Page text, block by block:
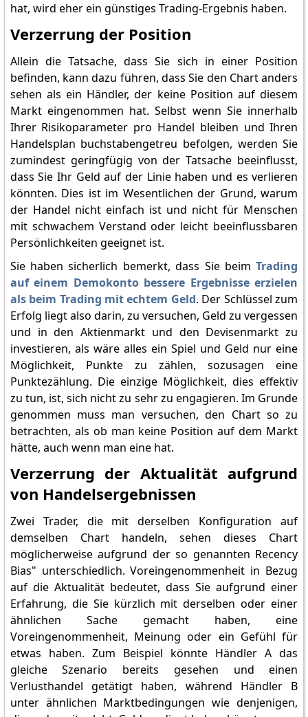
hat, wird eher ein günstiges Trading-Ergebnis haben.
Verzerrung der Position
Allein die Tatsache, dass Sie sich in einer Position
befinden, kann dazu führen, dass Sie den Chart anders
sehen als ein Händler, der keine Position auf diesem
Markt eingenommen hat. Selbst wenn Sie innerhalb
Ihrer Risikoparameter pro Handel bleiben und Ihren
Handelsplan buchstabengetreu befolgen, werden Sie
zumindest geringfügig von der Tatsache beeinflusst,
dass Sie Ihr Geld auf der Linie haben und es verlieren
könnten. Dies ist im Wesentlichen der Grund, warum
der Handel nicht einfach ist und nicht für Menschen
mit schwachem Verstand oder leicht beeinflussbaren
Persönlichkeiten geeignet ist.
Sie haben sicherlich bemerkt, dass Sie beimTrading
auf einem Demokonto bessere Ergebnisse erzielen
als beim Trading mit echtem Geld. Der Schlüssel zum
Erfolg liegt also darin, zu versuchen, Geld zu vergessen
und in den Aktienmarkt und den Devisenmarkt zu
investieren, als wäre alles ein Spiel und Geld nur eine
Möglichkeit, Punkte zu zählen, sozusagen eine
Punktezählung. Die einzige Möglichkeit, dies effektiv
zu tun, ist, sich nicht zu sehr zu engagieren. Im Grunde
genommen muss man versuchen, den Chart so zu
betrachten, als ob man keine Position auf dem Markt
hätte, auch wenn man eine hat.
Verzerrung der Aktualität aufgrund
von Handelsergebnissen
Zwei Trader, die mit derselben Konfiguration auf
demselben Chart handeln, sehen dieses Chart
möglicherweise aufgrund der so genannten Recency
Bias" unterschiedlich. Voreingenommenheit in Bezug
auf die Aktualität bedeutet, dass Sie aufgrund einer
Erfahrung, die Sie kürzlich mit derselben oder einer
ähnlichen Sache gemacht haben, eine
Voreingenommenheit, Meinung oder ein Gefühl für
etwas haben. Zum Beispiel könnte Händler A das
gleiche Szenario bereits gesehen und einen
Verlusthandel getätigt haben, während Händler B
unter ähnlichen Marktbedingungen wie denjenigen,